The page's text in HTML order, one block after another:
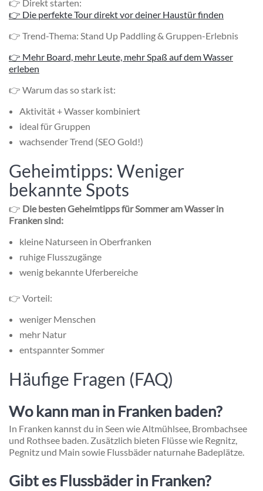
👉 Direkt starten:
👉 Die perfekte Tour direkt vor deiner Haustür finden
👉 Trend-Thema: Stand Up Paddling & Gruppen-Erlebnis
👉 Mehr Board, mehr Leute, mehr Spaß auf dem Wasser
erleben
👉 Warum das so stark ist:
Aktivität + Wasser kombiniert
ideal für Gruppen
wachsender Trend (SEO Gold!)
Geheimtipps: Weniger
bekannte Spots
👉 Die besten Geheimtipps für Sommer am Wasser in
Franken sind:
kleine Naturseen in Oberfranken
ruhige Flusszugänge
wenig bekannte Uferbereiche
👉 Vorteil:
weniger Menschen
mehr Natur
entspannter Sommer
Häufige Fragen (FAQ)
Wo kann man in Franken baden?
In Franken kannst du in Seen wie Altmühlsee, Brombachsee
und Rothsee baden. Zusätzlich bieten Flüsse wie Regnitz,
Pegnitz und Main sowie Flussbäder naturnahe Badeplätze.
Gibt es Flussbäder in Franken?